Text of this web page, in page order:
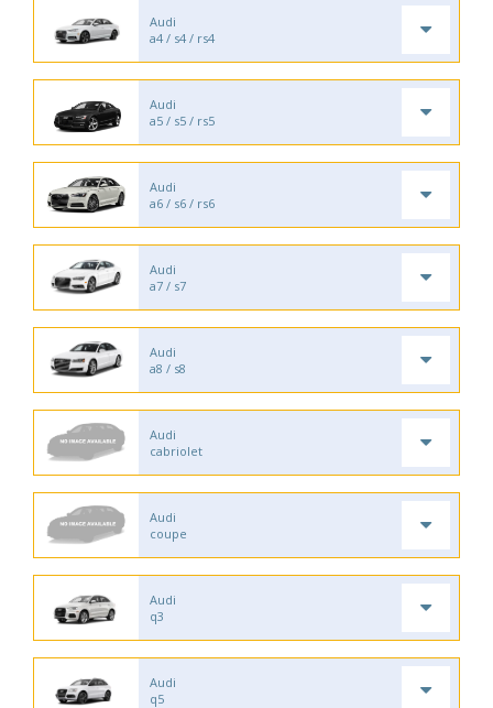
Audi
a4 / s4 / rs4
Audi
a5 / s5 / rs5
Audi
a6 / s6 / rs6
Audi
a7 / s7
Audi
a8 / s8
Audi
cabriolet
Audi
coupe
Audi
q3
Audi
q5